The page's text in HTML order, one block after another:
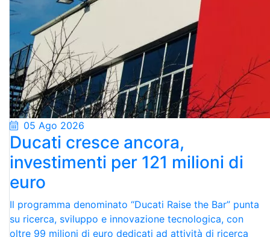
05 Ago 2026
Ducati cresce ancora,
investimenti per 121 milioni di
euro
Il programma denominato “Ducati Raise the Bar” punta
su ricerca, sviluppo e innovazione tecnologica, con
oltre 99 milioni di euro dedicati ad attività di ricerca